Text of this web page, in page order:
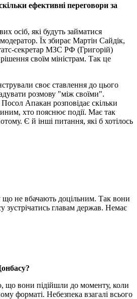
ефективні переговори за
осіб, які будуть займатися
Їх збирає Мартін Сайдік,
секретар МЗС РФ (Григорій)
своїм міністрам. Так це
своє ставлення до цього
розмову "між своїми".
Апакан розповідає скільки
хто пояснює події. Має так
Є й інші питання, які б хотілось
що не вбачають доцільним. Так вони
зустрічатись главам держав. Немає
що вони підійшли до моменту, коли
форматі. Небезпека взагалі всього